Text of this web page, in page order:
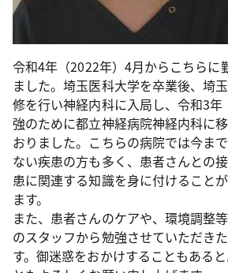
令和4年（2022年）4月からこちらに
ました。埼玉医科大学を卒業後、埼
修を行い神経内科に入局し、令和3
強のために都立神経病院神経内科に
おりました。こちらの病院では今ま
ない疾患の方も多く、患者さんとの
患に関連する知識を身に付けること
ます。
また、患者さんのケアや、環境調整
のスタッフから勉強させていただき
す。御迷惑をおかけすることもある